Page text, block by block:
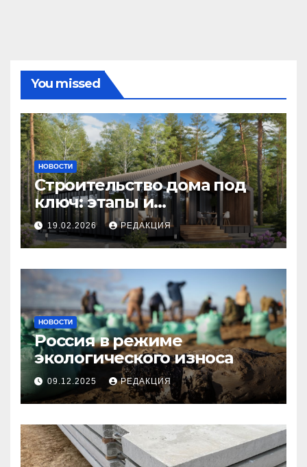
You missed
НОВОСТИ
Строительство дома под
ключ: этапы и
планирование бюджета
19.02.2026 РЕДАКЦИЯ
НОВОСТИ
Россия в режиме
экологического износа
09.12.2025 РЕДАКЦИЯ